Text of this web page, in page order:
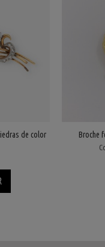
de color Broche